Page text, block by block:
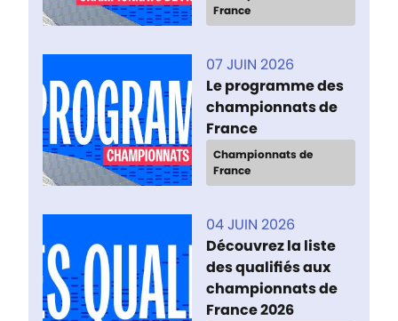
France
07 JUIN 2026
Le programme des
championnats de
France
Championnats de
France
04 JUIN 2026
Découvrez la liste
des qualifiés aux
championnats de
France 2026